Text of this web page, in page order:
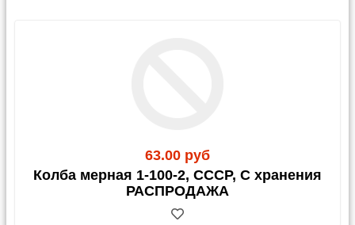
63.00 руб
Колба мерная 1-100-2, СССР, С хранения
РАСПРОДАЖА